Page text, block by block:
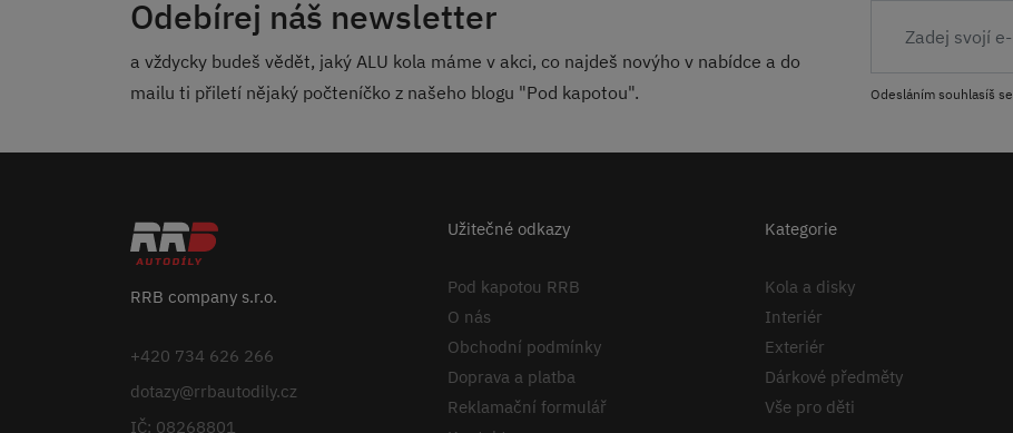
Odebírej náš newsletter
a vždycky budeš vědět, jaký ALU kola máme v akci, co najdeš novýho v nabídce a do
mailu ti přiletí nějaký počteníčko z našeho blogu "Pod kapotou".
Odesláním souhlasíš se
RRB company s.r.o.
+420 734 626 266
dotazy@rrbautodily.cz
IČ: 08268801
Užitečné odkazy
Pod kapotou RRB
O nás
Obchodní podmínky
Doprava a platba
Reklamační formulář
Kategorie
Kola a disky
Interiér
Exteriér
Dárkové předměty
Vše pro děti